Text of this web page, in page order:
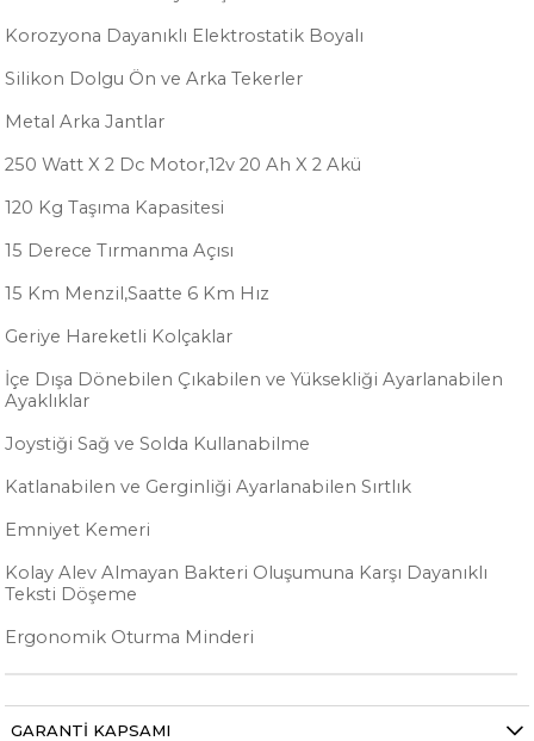
Korozyona Dayanıklı Elektrostatik Boyalı
Silikon Dolgu Ön ve Arka Tekerler
Metal Arka Jantlar
250 Watt X 2 Dc Motor,12v 20 Ah X 2 Akü
120 Kg Taşıma Kapasitesi
15 Derece Tırmanma Açısı
15 Km Menzil,Saatte 6 Km Hız
Geriye Hareketli Kolçaklar
İçe Dışa Dönebilen Çıkabilen ve Yüksekliği Ayarlanabilen
Ayaklıklar
Joystiği Sağ ve Solda Kullanabilme
Katlanabilen ve Gerginliği Ayarlanabilen Sırtlık
Emniyet Kemeri
Kolay Alev Almayan Bakteri Oluşumuna Karşı Dayanıklı
Teksti Döşeme
Ergonomik Oturma Minderi
GARANTI KAPSAMI